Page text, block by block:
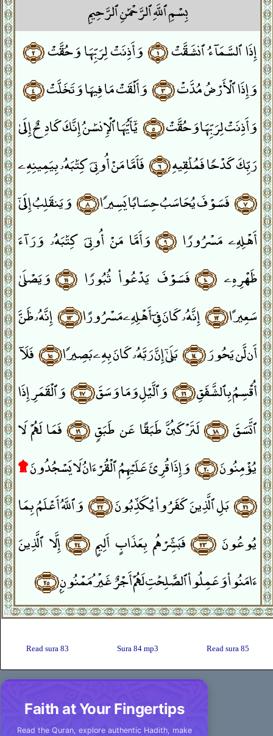
بِسْمِ ٱللَّهِ ٱلرَّحْمَٰنِ ٱلرَّحِيمِ
إِذَا ٱلسَّمَآءُ ٱنشَقَّتْ ﴿١﴾ وَأَذِنَتْ لِرَبِّهَا وَحُقَّتْ ﴿٢﴾
وَإِذَا ٱلْأَرْضُ مُدَّتْ ﴿٣﴾ وَأَلْقَتْ مَا فِيهَا وَتَخَلَّتْ ﴿٤﴾
وَأَذِنَتْ لِرَبِّهَا وَحُقَّتْ﴿٥﴾ يَٰٓأَيُّهَا ٱلْإِنسَٰنُ إِنَّكَ كَادِحٌ إِلَىٰ
رَبِّكَ كَدْحًۭا فَمُلَٰقِيهِ﴿٦﴾ فَأَمَّا مَنْ أُوتِىَ كِتَٰبَهُۥ بِيَمِينِهِۦ
﴿٧﴾ فَسَوْفَ يُحَاسَبُ حِسَابًۭا يَسِيرًۭا﴿٨﴾ وَيَنقَلِبُ إِلَىٰٓ
أَهْلِهِۦ مَسْرُورًۭا ﴿٩﴾ وَأَمَّا مَنْ أُوتِىَ كِتَٰبَهُۥ وَرَآءَ
ظَهْرِهِۦ ﴿١٠﴾ فَسَوْفَ يَدْعُوا۟ ثُبُورًۭا ﴿١١﴾ وَيَصْلَىٰ
سَعِيرًا﴿١٢﴾ إِنَّهُۥ كَانَ فِىٓ أَهْلِهِۦ مَسْرُورًا﴿١٣﴾ إِنَّهُۥ ظَنَّ
أَن لَّن يَحُورَ ﴿١٤﴾ بَلَىٰٓ إِنَّ رَبَّهُۥ كَانَ بِهِۦ بَصِيرًۭا﴿١٥﴾ فَلَآ
أُقْسِمُ بِٱلشَّفَقِ﴿١٦﴾ وَٱلَّيْلِ وَمَا وَسَقَ﴿١٧﴾ وَٱلْقَمَرِ إِذَا
ٱتَّسَقَ﴿١٨﴾ لَتَرْكَبُنَّ طَبَقًا عَن طَبَقٍۢ ﴿١٩﴾ فَمَا لَهُمْ لَا
يُؤْمِنُونَ ﴿٢٠﴾ وَإِذَا قُرِئَ عَلَيْهِمُ ٱلْقُرْءَانُ لَا يَسْجُدُونَ ۩
﴿٢١﴾ بَلِ ٱلَّذِينَ كَفَرُوا۟ يُكَذِّبُونَ ﴿٢٢﴾ وَٱللَّهُ أَعْلَمُ بِمَا
يُوعُونَ ﴿٢٣﴾ فَبَشِّرْهُم بِعَذَابٍ أَلِيمٍ﴿٢٤﴾ إِلَّا ٱلَّذِينَ
ءَامَنُوا۟ وَعَمِلُوا۟ ٱلصَّٰلِحَٰتِ لَهُمْ أَجْرٌ غَيْرُ مَمْنُونٍۭ﴿٢٥﴾
Read sura 83 Sura 84 mp3 Read sura 85
Faith at Your Fingertips
Read the Quran, explore authentic Hadith, make